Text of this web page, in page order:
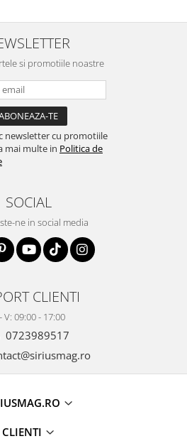
si promotiile noastre
newsletter cu promotiile
mai multe in Politica de
SOCIAL
ne in social media
CLIENTI
V: 09:00 - 17:00
0723989517
CLIENTI